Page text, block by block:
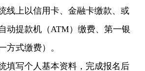
线上以信用卡、金融卡缴款、或
动提款机（ATM）缴费、第一银
方式缴费）。
填写个人基本资料，完成报名后